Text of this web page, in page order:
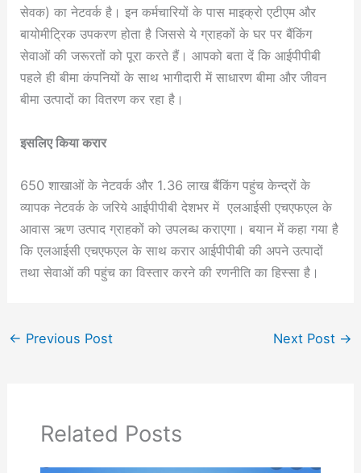
सेवक) का नेटवर्क है। इन कर्मचारियों के पास माइक्रो एटीएम और
बायोमीट्रिक उपकरण होता है जिससे ये ग्राहकों के घर पर बैंकिंग
सेवाओं की जरूरतों को पूरा करते हैं। आपको बता दें कि आईपीपीबी
पहले ही बीमा कंपनियों के साथ भागीदारी में साधारण बीमा और जीवन
बीमा उत्पादों का वितरण कर रहा है।
इसलिए किया करार
650 शाखाओं के नेटवर्क और 1.36 लाख बैंकिंग पहुंच केन्द्रों के
व्यापक नेटवर्क के जरिये आईपीपीबी देशभर में एलआईसी एचएफएल के
आवास ऋण उत्पाद ग्राहकों को उपलब्ध कराएगा। बयान में कहा गया है
कि एलआईसी एचएफएल के साथ करार आईपीपीबी की अपने उत्पादों
तथा सेवाओं की पहुंच का विस्तार करने की रणनीति का हिस्सा है।
← Previous Post Next Post →
Related Posts